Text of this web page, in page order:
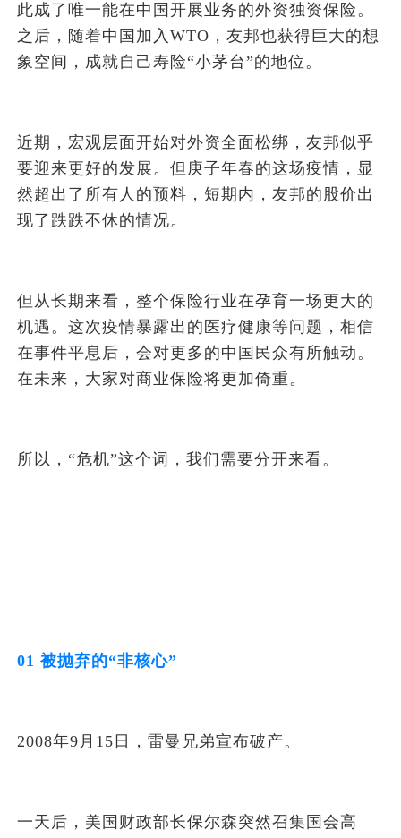
此成了唯一能在中国开展业务的外资独资保险。
之后，随着中国加入WTO，友邦也获得巨大的想
象空间，成就自己寿险“小茅台”的地位。
近期，宏观层面开始对外资全面松绑，友邦似乎
要迎来更好的发展。但庚子年春的这场疫情，显
然超出了所有人的预料，短期内，友邦的股价出
现了跌跌不休的情况。
但从长期来看，整个保险行业在孕育一场更大的
机遇。这次疫情暴露出的医疗健康等问题，相信
在事件平息后，会对更多的中国民众有所触动。
在未来，大家对商业保险将更加倚重。
所以，“危机”这个词，我们需要分开来看。
01 被抛弃的“非核心”
2008年9月15日，雷曼兄弟宣布破产。
一天后，美国财政部长保尔森突然召集国会高